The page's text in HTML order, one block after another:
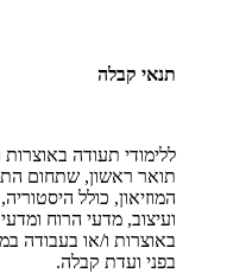
תנאי קבלה
ללימודי תעודה באוצרות
תואר ראשון, שתחום
המוזיאון, כולל
ועיצוב, מדעי הרוח
באוצרות ו/או בעבודה
בפני ועדת קבלה.